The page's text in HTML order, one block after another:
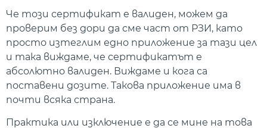
Че този сертификат е валиден, можем да
проверим без дори да сме част от РЗИ, като
просто изтеглим едно приложение за тази цел
и така виждаме, че сертификатът е
абсолютно валиден. Виждаме и кога са
поставени дозите. Такова приложение има в
почти всяка страна.
Практика или изключение е да се мине на това